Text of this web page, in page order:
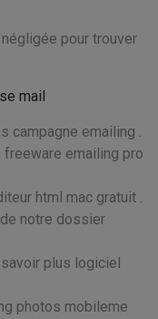
pour trouver
mail
campagne emailing .
freeware emailing pro
html mac gratuit .
notre dossier
plus logiciel
photos mobileme